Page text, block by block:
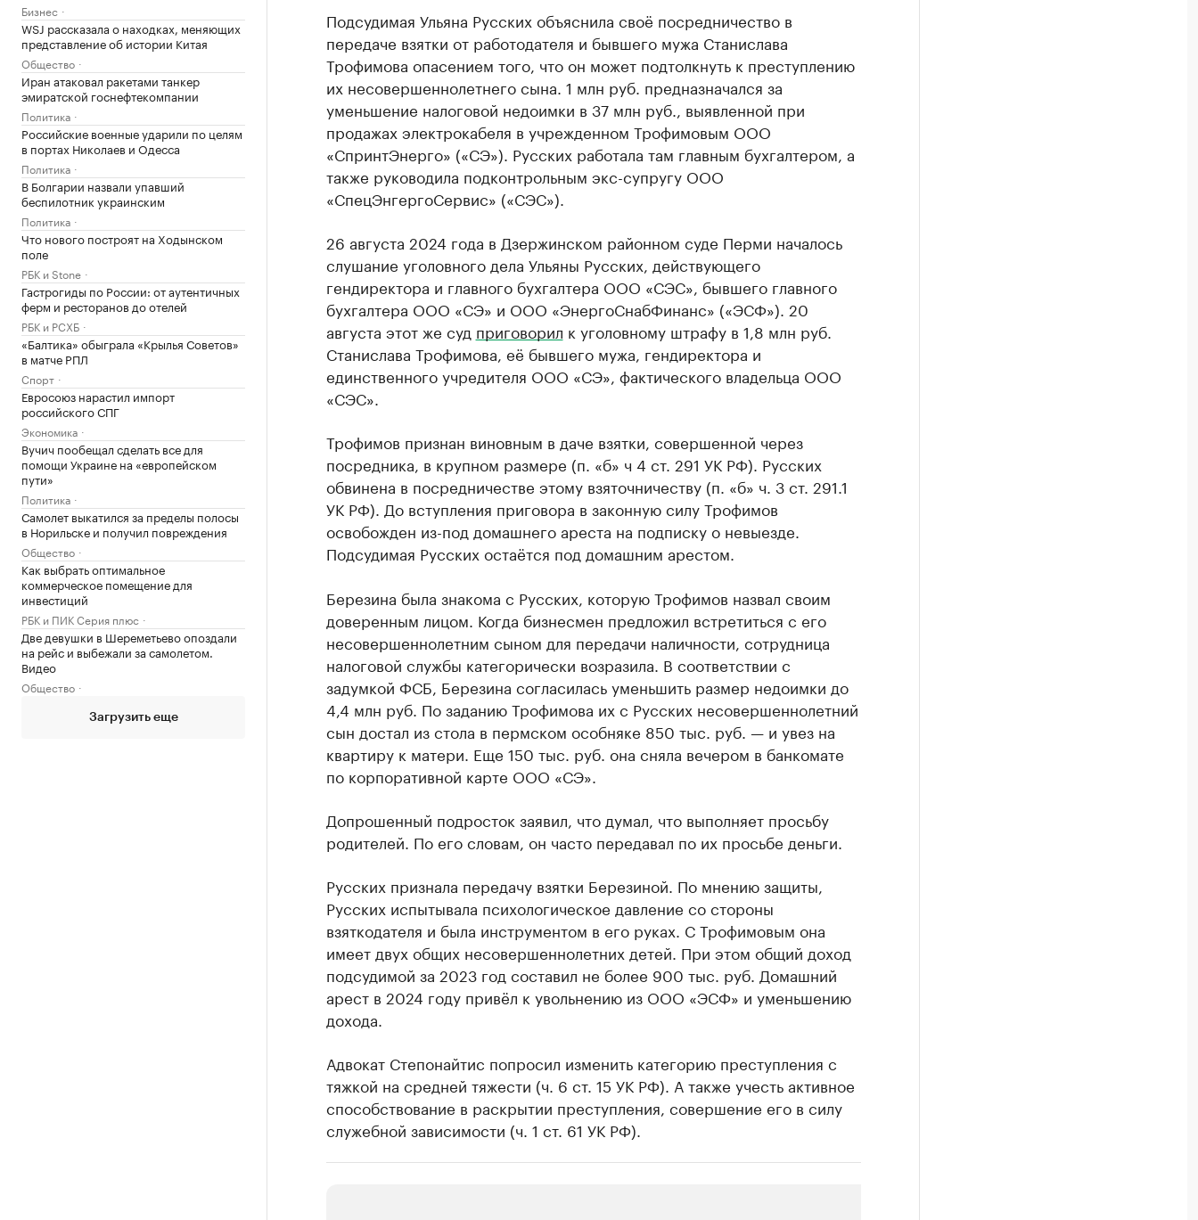
Бизнес
WSJ рассказала о находках, меняющих
представление об истории Китая
Общество
Иран атаковал ракетами танкер
эмиратской госнефтекомпании
Политика
Российские военные ударили по целям
в портах Николаев и Одесса
Политика
В Болгарии назвали упавший
беспилотник украинским
Политика
Что нового построят на Ходынском
поле
РБК и Stone
Гастрогиды по России: от аутентичных
ферм и ресторанов до отелей
РБК и РСХБ
«Балтика» обыграла «Крылья Советов»
в матче РПЛ
Спорт
Евросоюз нарастил импорт
российского СПГ
Экономика
Вучич пообещал сделать все для
помощи Украине на «европейском
пути»
Политика
Самолет выкатился за пределы полосы
в Норильске и получил повреждения
Общество
Как выбрать оптимальное
коммерческое помещение для
инвестиций
РБК и ПИК Серия плюс
Две девушки в Шереметьево опоздали
на рейс и выбежали за самолетом.
Видео
Общество
Загрузить еще
Подсудимая Ульяна Русских объяснила своё посредничество в
передаче взятки от работодателя и бывшего мужа Станислава
Трофимова опасением того, что он может подтолкнуть к преступлению
их несовершеннолетнего сына. 1 млн руб. предназначался за
уменьшение налоговой недоимки в 37 млн руб., выявленной при
продажах электрокабеля в учрежденном Трофимовым ООО
«СпринтЭнерго» («СЭ»). Русских работала там главным бухгалтером, а
также руководила подконтрольным экс-супругу ООО
«СпецЭнгергоСервис» («СЭС»).
26 августа 2024 года в Дзержинском районном суде Перми началось
слушание уголовного дела Ульяны Русских, действующего
гендиректора и главного бухгалтера ООО «СЭС», бывшего главного
бухгалтера ООО «СЭ» и ООО «ЭнергоСнабФинанс» («ЭСФ»). 20
августа этот же суд приговорил к уголовному штрафу в 1,8 млн руб.
Станислава Трофимова, её бывшего мужа, гендиректора и
единственного учредителя ООО «СЭ», фактического владельца ООО
«СЭС».
Трофимов признан виновным в даче взятки, совершенной через
посредника, в крупном размере (п. «б» ч 4 ст. 291 УК РФ). Русских
обвинена в посредничестве этому взяточничеству (п. «б» ч. 3 ст. 291.1
УК РФ). До вступления приговора в законную силу Трофимов
освобожден из-под домашнего ареста на подписку о невыезде.
Подсудимая Русских остаётся под домашним арестом.
Березина была знакома с Русских, которую Трофимов назвал своим
доверенным лицом. Когда бизнесмен предложил встретиться с его
несовершеннолетним сыном для передачи наличности, сотрудница
налоговой службы категорически возразила. В соответствии с
задумкой ФСБ, Березина согласилась уменьшить размер недоимки до
4,4 млн руб. По заданию Трофимова их с Русских несовершеннолетний
сын достал из стола в пермском особняке 850 тыс. руб. — и увез на
квартиру к матери. Еще 150 тыс. руб. она сняла вечером в банкомате
по корпоративной карте ООО «СЭ».
Допрошенный подросток заявил, что думал, что выполняет просьбу
родителей. По его словам, он часто передавал по их просьбе деньги.
Русских признала передачу взятки Березиной. По мнению защиты,
Русских испытывала психологическое давление со стороны
взяткодателя и была инструментом в его руках. С Трофимовым она
имеет двух общих несовершеннолетних детей. При этом общий доход
подсудимой за 2023 год составил не более 900 тыс. руб. Домашний
арест в 2024 году привёл к увольнению из ООО «ЭСФ» и уменьшению
дохода.
Адвокат Степонайтис попросил изменить категорию преступления с
тяжкой на средней тяжести (ч. 6 ст. 15 УК РФ). А также учесть активное
способствование в раскрытии преступления, совершение его в силу
служебной зависимости (ч. 1 ст. 61 УК РФ).